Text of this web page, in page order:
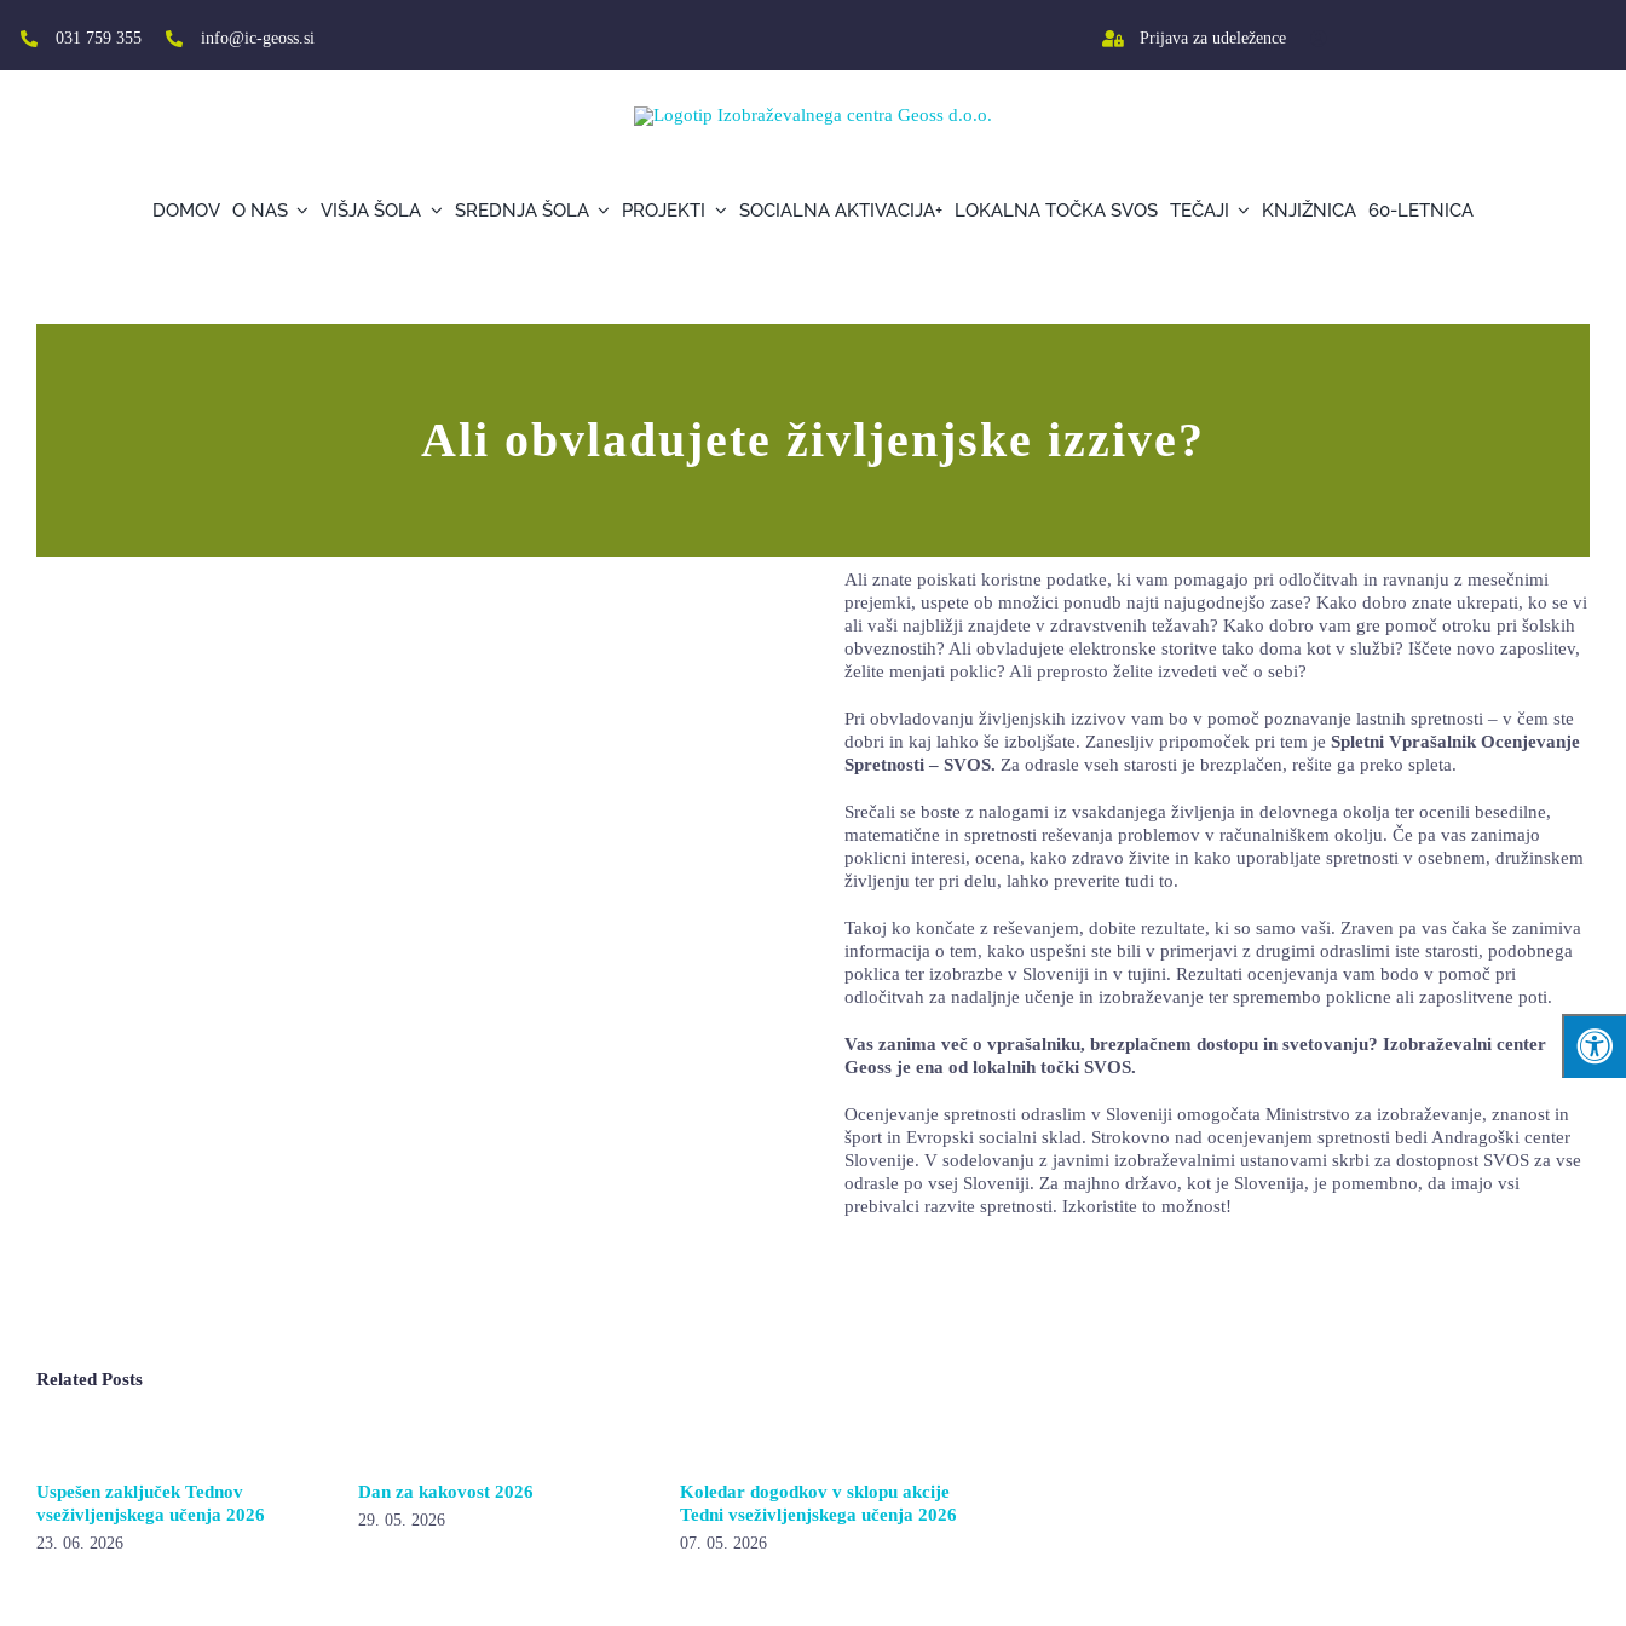
031 759 355 info@ic-geoss.si Prijava za udeležence
DOMOV O NAS VIŠJA ŠOLA SREDNJA ŠOLA PROJEKTI SOCIALNA AKTIVACIJA+ LOKALNA TOČKA SVOS TEČAJI KNJIŽNICA 60-LETNICA
Ali obvladujete življenjske izzive?
Ali znate poiskati koristne podatke, ki vam pomagajo pri odločitvah in ravnanju z mesečnimi
prejemki, uspete ob množici ponudb najti najugodnejšo zase? Kako dobro znate ukrepati, ko se vi
ali vaši najbližji znajdete v zdravstvenih težavah? Kako dobro vam gre pomoč otroku pri šolskih
obveznostih? Ali obvladujete elektronske storitve tako doma kot v službi? Iščete novo zaposlitev,
želite menjati poklic? Ali preprosto želite izvedeti več o sebi?
Pri obvladovanju življenjskih izzivov vam bo v pomoč poznavanje lastnih spretnosti – v čem ste
dobri in kaj lahko še izboljšate. Zanesljiv pripomoček pri tem je Spletni Vprašalnik Ocenjevanje
Spretnosti – SVOS. Za odrasle vseh starosti je brezplačen, rešite ga preko spleta.
Srečali se boste z nalogami iz vsakdanjega življenja in delovnega okolja ter ocenili besedilne,
matematične in spretnosti reševanja problemov v računalniškem okolju. Če pa vas zanimajo
poklicni interesi, ocena, kako zdravo živite in kako uporabljate spretnosti v osebnem, družinskem
življenju ter pri delu, lahko preverite tudi to.
Takoj ko končate z reševanjem, dobite rezultate, ki so samo vaši. Zraven pa vas čaka še zanimiva
informacija o tem, kako uspešni ste bili v primerjavi z drugimi odraslimi iste starosti, podobnega
poklica ter izobrazbe v Sloveniji in v tujini. Rezultati ocenjevanja vam bodo v pomoč pri
odločitvah za nadaljnje učenje in izobraževanje ter spremembo poklicne ali zaposlitvene poti.
Vas zanima več o vprašalniku, brezplačnem dostopu in svetovanju? Izobraževalni center
Geoss je ena od lokalnih točki SVOS.
Ocenjevanje spretnosti odraslim v Sloveniji omogočata Ministrstvo za izobraževanje, znanost in
šport in Evropski socialni sklad. Strokovno nad ocenjevanjem spretnosti bedi Andragoški center
Slovenije. V sodelovanju z javnimi izobraževalnimi ustanovami skrbi za dostopnost SVOS za vse
odrasle po vsej Sloveniji. Za majhno državo, kot je Slovenija, je pomembno, da imajo vsi
prebivalci razvite spretnosti. Izkoristite to možnost!
Related Posts
Uspešen zaključek Tednov
vseživljenjskega učenja 2026
23. 06. 2026
Dan za kakovost 2026
29. 05. 2026
Koledar dogodkov v sklopu akcije
Tedni vseživljenjskega učenja 2026
07. 05. 2026